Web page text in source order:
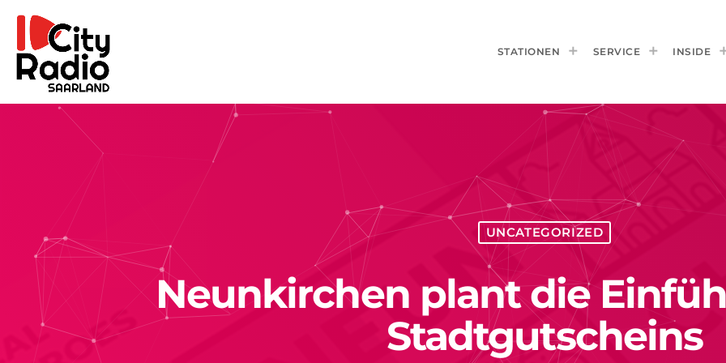
STATIONEN SERVICE INSIDE
UNCATEGORIZED
Neunkirchen plant die
Stadtgutscheins